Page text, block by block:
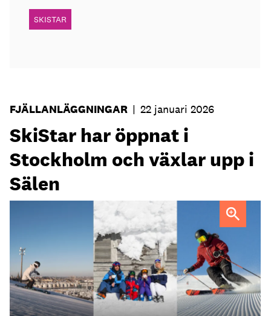
SKISTAR
FJÄLLANLÄGGNINGAR | 22 januari 2026
SkiStar har öppnat i
Stockholm och växlar upp i
Sälen
SkiStars Hammarbybacken öppnade 14 januari och i Sälen
lanseras flera nyheter.